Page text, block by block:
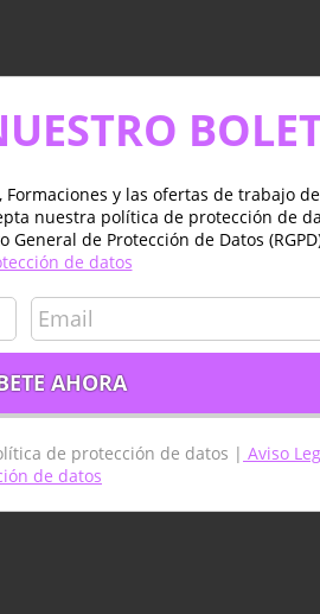
y las ofertas de trabajo de
nuestra política de protección de
de Protección de Datos
de datos
de protección de datos | Aviso
de datos